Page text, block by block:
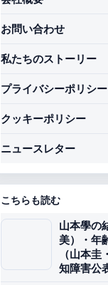
お問い合わせ
私たちのストーリー
プライバシーポリシー
クッキーポリシー
ニュースレター
こちらも読む
山本學の
美）・年
（山本
知障害公